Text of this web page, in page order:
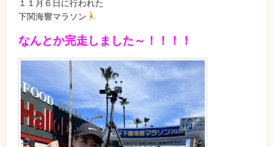
１１月６日に行われた
下関海響マラソン
なんとか完走しました～！！！！